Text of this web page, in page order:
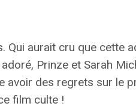
Qui aurait cru que cette
Prinze et Sarah
avoir des regrets sur le
film culte !